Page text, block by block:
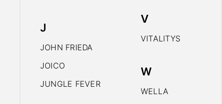
J
JOHN FRIEDA
JOICO
JUNGLE FEVER
V
VITALITYS
W
WELLA